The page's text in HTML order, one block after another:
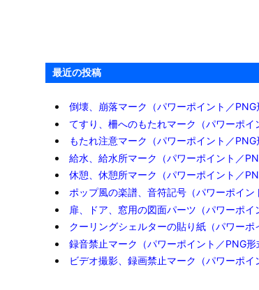
最近の投稿
倒壊、崩落マーク（パワーポイント／PNG
てすり、柵へのもたれマーク（パワーポイ
もたれ注意マーク（パワーポイント／PNG
給水、給水所マーク（パワーポイント／
休憩、休憩所マーク（パワーポイント／
ポップ風の楽譜、音符記号（パワーポイン
扉、ドア、窓用の図面パーツ（パワーポイ
クーリングシェルターの貼り紙（パワーポ
録音禁止マーク（パワーポイント／PNG形
ビデオ撮影、録画禁止マーク（パワーポイ